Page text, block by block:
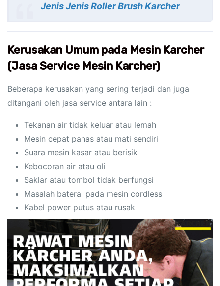
Jenis Jenis Roller Brush Karcher
Kerusakan Umum pada Mesin Karcher
(Jasa Service Mesin Karcher)
Beberapa kerusakan yang sering terjadi dan juga
ditangani oleh jasa service antara lain :
Tekanan air tidak keluar atau lemah
Mesin cepat panas atau mati sendiri
Suara mesin kasar atau berisik
Kebocoran air atau oli
Saklar atau tombol tidak berfungsi
Masalah baterai pada mesin cordless
Kabel power putus atau rusak